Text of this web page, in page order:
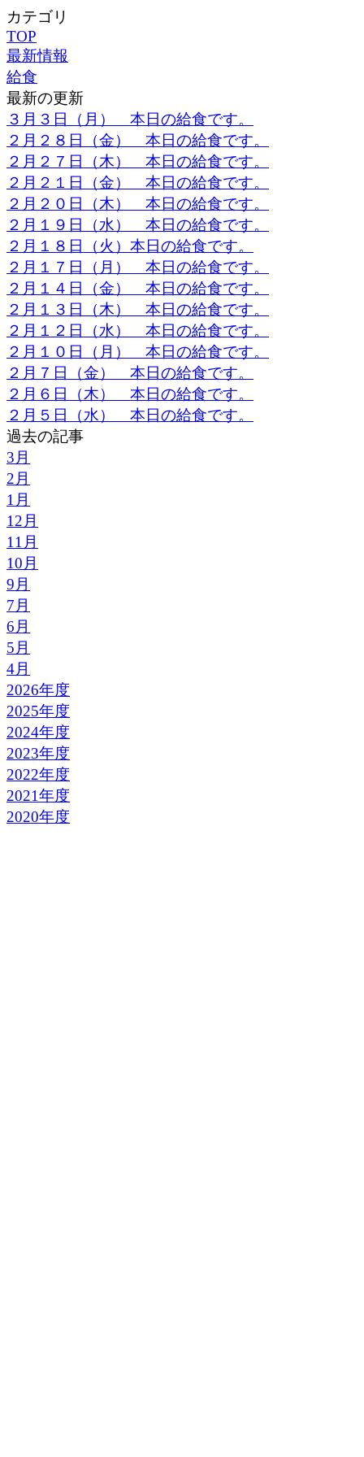
カテゴリ
TOP
最新情報
給食
最新の更新
３月３日（月） 本日の給食です。
２月２８日（金） 本日の給食です。
２月２７日（木） 本日の給食です。
２月２１日（金） 本日の給食です。
２月２０日（木） 本日の給食です。
２月１９日（水） 本日の給食です。
２月１８日（火）本日の給食です。
２月１７日（月） 本日の給食です。
２月１４日（金） 本日の給食です。
２月１３日（木） 本日の給食です。
２月１２日（水） 本日の給食です。
２月１０日（月） 本日の給食です。
２月７日（金） 本日の給食です。
２月６日（木） 本日の給食です。
２月５日（水） 本日の給食です。
過去の記事
3月
2月
1月
12月
11月
10月
9月
7月
6月
5月
4月
2026年度
2025年度
2024年度
2023年度
2022年度
2021年度
2020年度